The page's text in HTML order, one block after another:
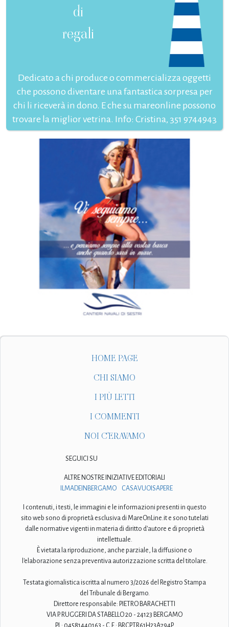
di
regali
Dedicato a chi produce o commercializza oggetti
che possono diventare una fantastica sorpresa per
chi li riceverà in dono. E che su mareonline possono
trovare la miglior vetrina. Info: Cristina, 351 9744943
HOME PAGE
CHI SIAMO
I PIÙ LETTI
I COMMENTI
NOI C'ERAVAMO
SEGUICI SU
ALTRE NOSTRE INIZIATIVE EDITORIALI
ILMADEINBERGAMO
CASAVUOISAPERE
I contenuti, i testi, le immagini e le informazioni presenti in questo
sito web sono di proprietà esclusiva di MareOnLine.it e sono tutelati
dalle normative vigenti in materia di diritto d'autore e di proprietà
intellettuale.
È vietata la riproduzione, anche parziale, la diffusione o
l'elaborazione senza preventiva autorizzazione scritta del titolare.
Testata giornalistica iscritta al numero 3/2026 del Registro Stampa
del Tribunale di Bergamo.
Direttore responsabile: PIETRO BARACHETTI
VIA P. RUGGERI DA STABELLO 20 - 24123 BERGAMO
P.I.: 04581440163 - C.F.: BRCPTR61H23A794P